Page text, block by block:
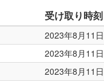
受け取り時刻
2023年8月11
2023年8月11
2023年8月11